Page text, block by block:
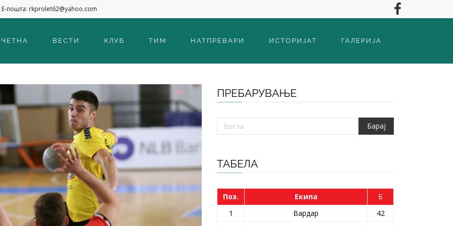
Е-пошта: rkprolet62@yahoo.com
ВЕСТИ КЛУБ ТИМ НАТПРЕВАРИ ИСТОРИЈАТ ГАЛЕРИЈА
ПРЕБАРУВАЊЕ
ТАБЕЛА
Поз. Екипа
Б
1
Вардар
42